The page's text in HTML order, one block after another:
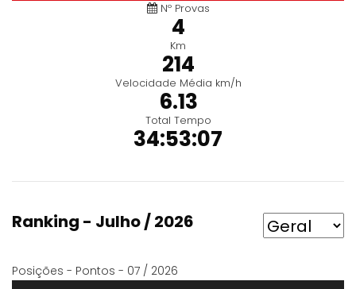
Nº Provas
4
Km
214
Velocidade Média km/h
6.13
Total Tempo
34:53:07
Ranking - Julho / 2026
Posições - Pontos - 07 / 2026